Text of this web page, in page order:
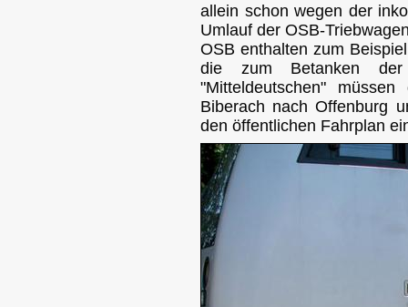
allein schon wegen der
Umlauf der OSB-
OSB enthalten zum
die zum Betanken der
"Mitteldeutschen"
Biberach nach Offenburg
den öffentlichen Fahrplan